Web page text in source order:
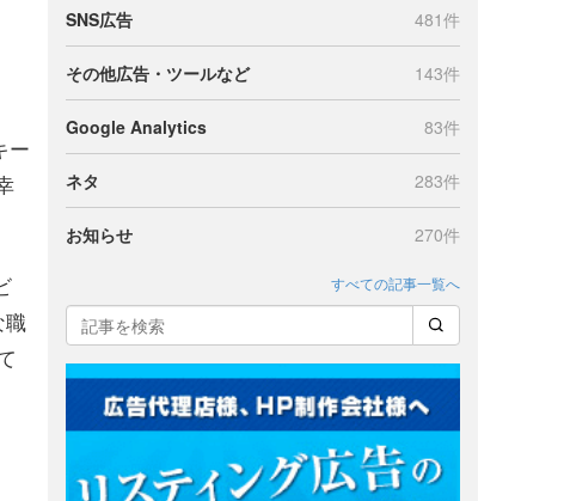
ー
職
SNS広告 481件
その他広告・ツールなど 143件
Google Analytics 83件
ネタ 283件
お知らせ 270件
すべての記事一覧へ